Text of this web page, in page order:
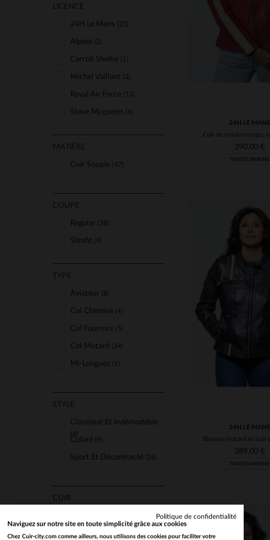
Intuition
Jn Llovet (1)
Korintage
Levinsky (1)
Nicole Benisti(3)
Oakwood(112)
Redskins (16)
Schott
Serge Pariente
LICENCE
24H Le Mans (23)
Alpine (2)
Carroll Shelby (1)
Michel Vaillant (2)
Royal Air Force (13)
Steve Mcqueen (6)
MATIÈRE
Cuir Souple (47)
COUPE
Regular (38)
Slimfit (9)
TYPE
Aviateur (8)
Col Chemise (4)
Col Fourrure (5)
Col Motard (34)
Mi-Longues (1)
STYLE
Classique Et Indémodable
(4)
Coloré (9)
Sport Et Décontracté (26)
CUIR
Fin Et Léger (1)
24H LE MANS
390,00 €
TOUTES SAISONS
24H LE MANS
389,00 €
TOUTES SAISONS
Politique de confidentialité
Naviguez sur notre site en toute simplicité grâce aux cookies
Chez Cuir-city.com comme ailleurs, nous utilisons des cookies pour faciliter votre